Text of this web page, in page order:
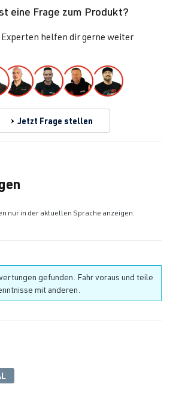
eine Frage zum Produkt?
helfen dir gerne weiter
Jetzt Frage stellen
Bewertung von 0 von 5 Sternen
nur in der aktuellen Sprache anzeigen.
gefunden. Fahr voraus und teile
mit anderen.